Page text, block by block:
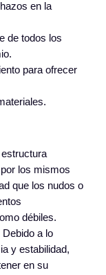
en la
de todos los
para ofrecer
los mismos
que los nudos o
débiles.
a lo
y estabilidad,
en su